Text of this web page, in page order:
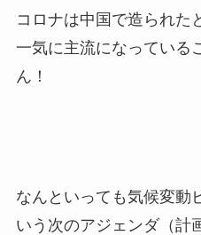
コロナは中国で造られた
一気に主流になっている
ん！
なんといっても気候変動
いう次のアジェンダ（計